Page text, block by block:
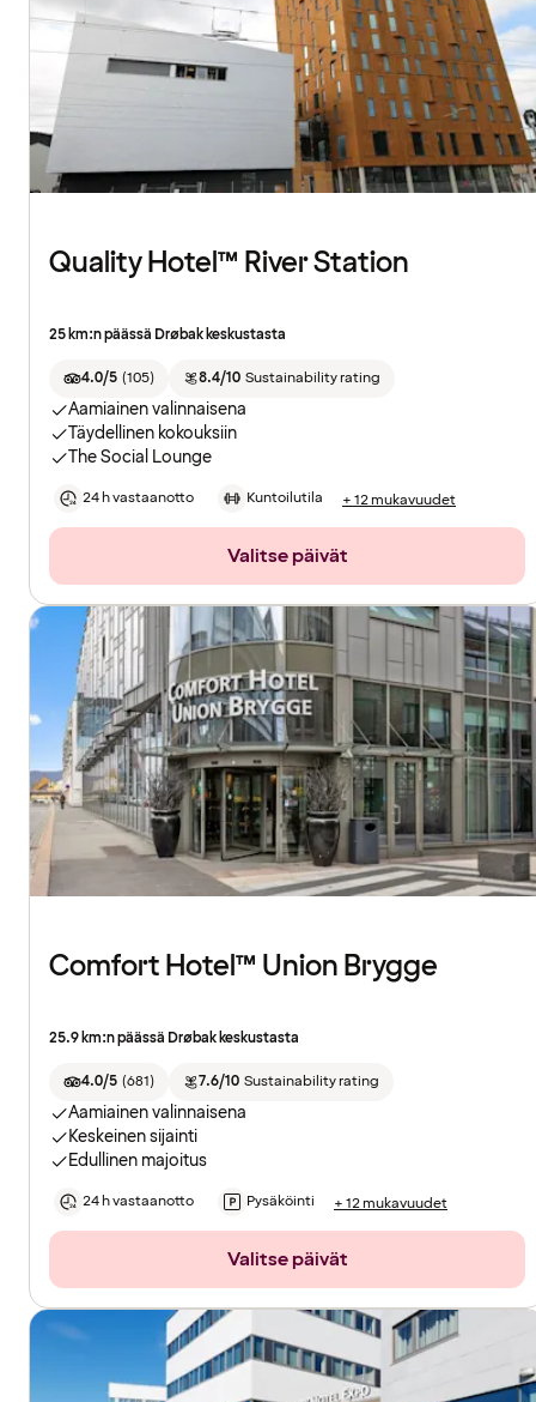
Quality Hotel™ River Station
25 km:n päässä Drøbak keskustasta
4.0/5 (105) 8.4/10 Sustainability rating
Aamiainen valinnaisena
Täydellinen kokouksiin
The Social Lounge
24 h vastaanotto Kuntoilutila + 12 mukavuudet
Valitse päivät
Comfort Hotel™ Union Brygge
25.9 km:n päässä Drøbak keskustasta
4.0/5 (681) 7.6/10 Sustainability rating
Aamiainen valinnaisena
Keskeinen sijainti
Edullinen majoitus
24 h vastaanotto Pysäköinti + 12 mukavuudet
Valitse päivät